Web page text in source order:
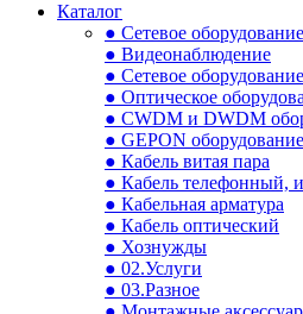
Каталог
● Сетевое
● Видеонаблюдение
● Сетевое
● Оптическое
● CWDM и DWDM
● GEPON оборудование
● Кабель витая пара
● Кабель телефонный,
● Кабельная арматура
● Кабель оптический
● Хознужды
● 02.Услуги
● 03.Разное